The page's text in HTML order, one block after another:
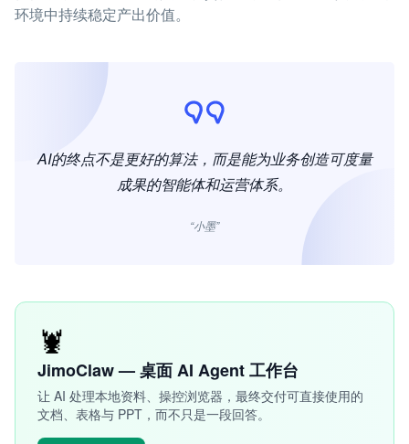
环境中持续稳定产出价值。
AI的终点不是更好的算法，而是能为业务创造可度量
成果的智能体和运营体系。
“小墨”
🦞
JimoClaw — 桌面 AI Agent 工作台
让 AI 处理本地资料、操控浏览器，最终交付可直接使用的
文档、表格与 PPT，而不只是一段回答。